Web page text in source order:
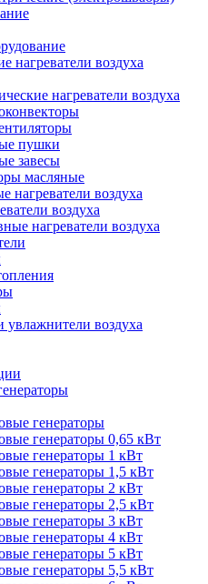
нагреватели воздуха
нагреватели воздуха
пушки
завесы
масляные
нагреватели воздуха
воздуха
нагреватели воздуха
увлажнители воздуха
генераторы
генераторы 0,65 кВт
генераторы 1 кВт
генераторы 1,5 кВт
генераторы 2 кВт
генераторы 2,5 кВт
генераторы 3 кВт
генераторы 4 кВт
генераторы 5 кВт
генераторы 5,5 кВт